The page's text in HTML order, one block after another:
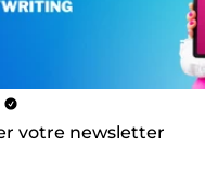
votre newsletter